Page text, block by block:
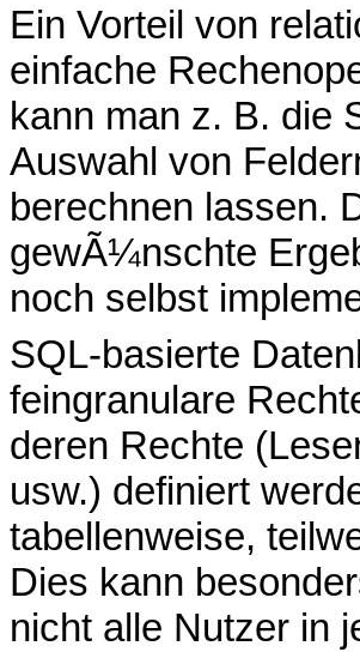
Ein Vorteil von
einfache
kann man z. B. die
Auswahl von
berechnen lassen.
gewÃ¼nschte
noch selbst
SQL-basierte
feingranulare
deren Rechte
usw.) definiert
tabellenweise,
Dies kann
nicht alle Nutzer in